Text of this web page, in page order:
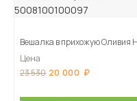
Вешалка в прихожую Оливия
Цена
23 530 20 000